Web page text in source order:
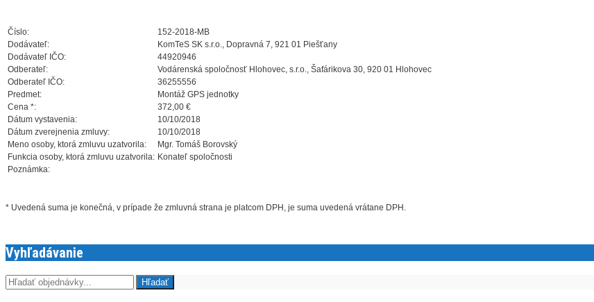
Číslo:
152-2018-MB
Dodávateľ:
KomTeS SK s.r.o., Dopravná 7, 921 01 Piešťany
Dodávateľ IČO:
44920946
Odberateľ:
Vodárenská spoločnosť Hlohovec, s.r.o., Šafárikova 30, 920 01 Hlohovec
Odberateľ IČO:
36255556
Predmet:
Montáž GPS jednotky
Cena *:
372,00 €
Dátum vystavenia:
10/10/2018
Dátum zverejnenia zmluvy:
10/10/2018
Meno osoby, ktorá zmluvu uzatvorila:
Mgr. Tomáš Borovský
Funkcia osoby, ktorá zmluvu uzatvorila: Konateľ spoločnosti
Poznámka:
* Uvedená suma je konečná, v prípade že zmluvná strana je platcom DPH, je suma uvedená vrátane DPH.
Vyhľadávanie